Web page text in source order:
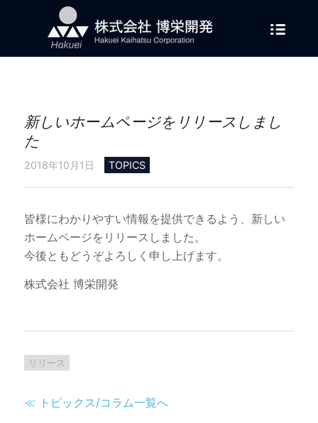
新しいホームページをリリースしまし
た
2018年10月1日 TOPICS
皆様にわかりやすい情報を提供できるよう、新しい
ホームページをリリースしました。
今後ともどうぞよろしく申し上げます。
株式会社 博栄開発
リリース
≪ トピックス/コラム一覧へ